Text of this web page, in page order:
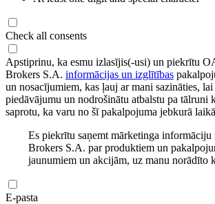
Check all consents
Apstiprinu, ka esmu izlasījis(-usi) un piekrītu
Brokers S.A. informācijas un izglītības
un nosacījumiem, kas ļauj ar mani sazināties,
piedāvājumu un nodrošinātu atbalstu pa tālruni
saprotu, ka varu no šī pakalpojuma jebkurā
Es piekrītu saņemt mārketinga
Brokers S.A. par produktiem un
jaunumiem un akcijām, uz manu norādīto
E-pasta